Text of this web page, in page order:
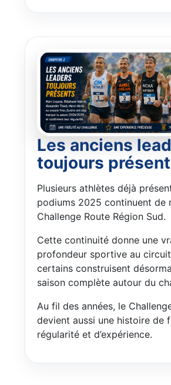
Les anciens
toujours
Plusieurs athlètes déjà
podiums 2025 continuent de
Challenge Route Région Sud.
Cette continuité donne une
profondeur sportive au
certains construisent
saison complète autour du
Au fil des années, le
devient aussi une histoire de
régularité et d’expérience.